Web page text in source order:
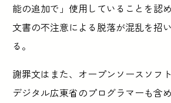
能の追加で」使用していることを認
文書の不注意による脱落が混乱を招
る。
謝罪文はまた、オープンソースソフ
デジタル広東省のプログラマーも含